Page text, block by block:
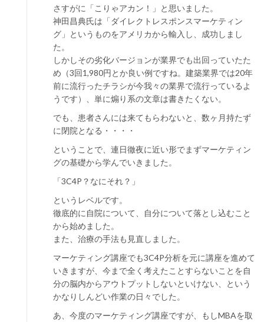
さすがに「こりゃアカン！」と思いました。
神田昌典氏は「ダイレクトレスポンスマーケティン
グ」というものをアメリカから輸入し、成功しまし
た。
しかしその劣化バージョンが業界でも出回っていたた
め（3回1,980円とか良い例ですね。建築業界では20年
前に流行ったチラシが今我々の業界で流行っているよ
うです）、単に煽り系の文章は書きたくない。
でも、患者さんには来てもらわないと、数ヶ月持たず
に閉院となる・・・・
ということで、連日徹夜に近い形でまずマーケティン
グの基礎から学んでいきました。
「3C4P？なにそれ？」
というレベルです。
徹底的に自院について、自分について落とし込むこと
から始めました。
また、治療の手法も見直しました。
マーケティング講座でも3C4P分析を元に講座を進めて
いきますが、今まで全く考えたことすらないことを自
分の脳内からアウトプットしないといけない、という
かなりしんどい作業の日々でした。
あ、今度のマーケティング講座ですが、もしMBAを取